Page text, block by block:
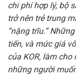
chi phí hợp lý, bộ
trở nên trẻ trung
“nặng trĩu.”
tiến, và mức giá
của KOR, làm
những người